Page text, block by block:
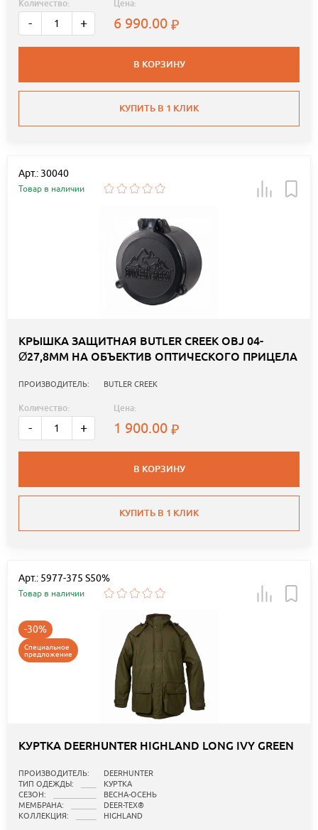
Количество:
- +
Цена:
6 990.00
В КОРЗИНУ
КУПИТЬ В 1 КЛИК
Арт.: 30040
Товар в наличии
КРЫШКА ЗАЩИТНАЯ BUTLER CREEK OBJ 04-
Ø27,8ММ НА ОБЪЕКТИВ ОПТИЧЕСКОГО ПРИЦЕЛА
ПРОИЗВОДИТЕЛЬ: BUTLER CREEK
Количество:
- +
Цена:
1 900.00
В КОРЗИНУ
КУПИТЬ В 1 КЛИК
Арт.: 5977-375 S50%
Товар в наличии
-30%
Специальное
предложение
КУРТКА DEERHUNTER HIGHLAND LONG IVY GREEN
ПРОИЗВОДИТЕЛЬ:
DEERHUNTER
ТИП ОДЕЖДЫ:
КУРТКА
СЕЗОН:
ВЕСНА-ОСЕНЬ
МЕМБРАНА:
DEER-TEX®
КОЛЛЕКЦИЯ:
HIGHLAND